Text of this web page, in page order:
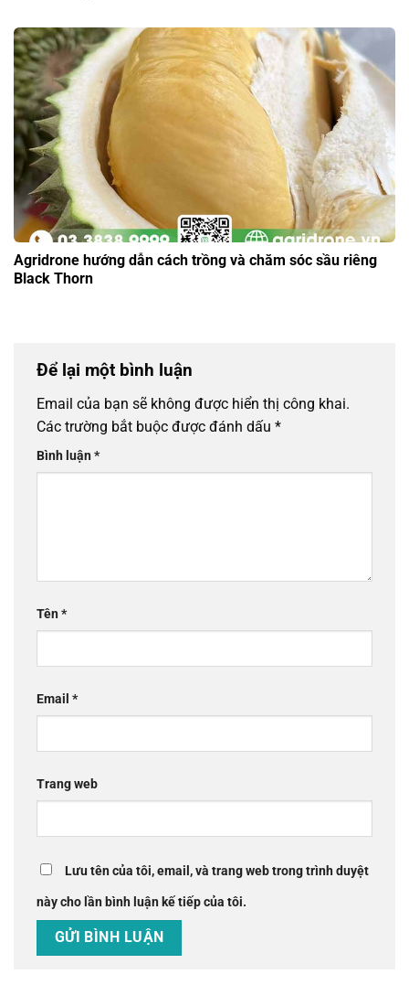
Agridrone hướng dẫn cách trồng và chăm sóc sầu riêng
Black Thorn
Để lại một bình luận
Email của bạn sẽ không được hiển thị công khai.
Các trường bắt buộc được đánh dấu *
Bình luận*
Tên*
Email *
Trang web
Lưu tên của tôi, email, và trang web trong trình duyệt
này cho lần bình luận kế tiếp của tôi.